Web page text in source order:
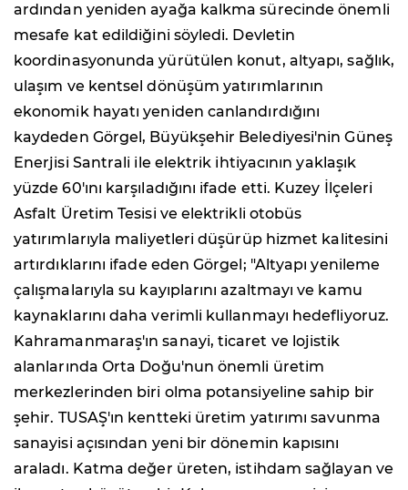
ardından yeniden ayağa kalkma sürecinde önemli
mesafe kat edildiğini söyledi. Devletin
koordinasyonunda yürütülen konut, altyapı, sağlık,
ulaşım ve kentsel dönüşüm yatırımlarının
ekonomik hayatı yeniden canlandırdığını
kaydeden Görgel, Büyükşehir Belediyesi'nin Güneş
Enerjisi Santrali ile elektrik ihtiyacının yaklaşık
yüzde 60'ını karşıladığını ifade etti. Kuzey İlçeleri
Asfalt Üretim Tesisi ve elektrikli otobüs
yatırımlarıyla maliyetleri düşürüp hizmet kalitesini
artırdıklarını ifade eden Görgel; "Altyapı yenileme
çalışmalarıyla su kayıplarını azaltmayı ve kamu
kaynaklarını daha verimli kullanmayı hedefliyoruz.
Kahramanmaraş'ın sanayi, ticaret ve lojistik
alanlarında Orta Doğu'nun önemli üretim
merkezlerinden biri olma potansiyeline sahip bir
şehir. TUSAŞ'ın kentteki üretim yatırımı savunma
sanayisi açısından yeni bir dönemin kapısını
araladı. Katma değer üreten, istihdam sağlayan ve